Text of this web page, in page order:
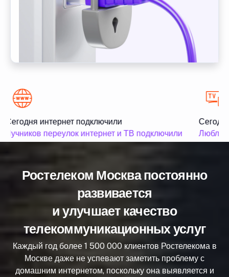
Сегодня интернет подключили
Лучников переулок интернет и ТВ подключили
Ростелеком Москва постоянно
развивается
и улучшает качество
телекоммуникационных услуг
Каждый год более 1 500 000 клиентов Ростелекома в
Москве даже не успевают заметить проблему с
домашним интернетом, поскольку она выявляется и